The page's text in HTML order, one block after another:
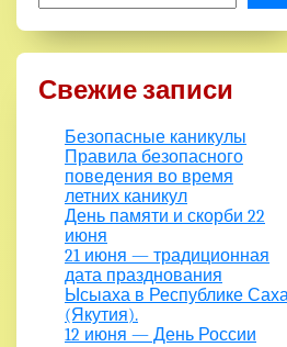
Свежие записи
Безопасные каникулы
Правила безопасного
поведения во время
летних каникул
День памяти и скорби 22
июня
21 июня — традиционная
дата празднования
Ысыаха в Республике
(Якутия).
12 июня — День России